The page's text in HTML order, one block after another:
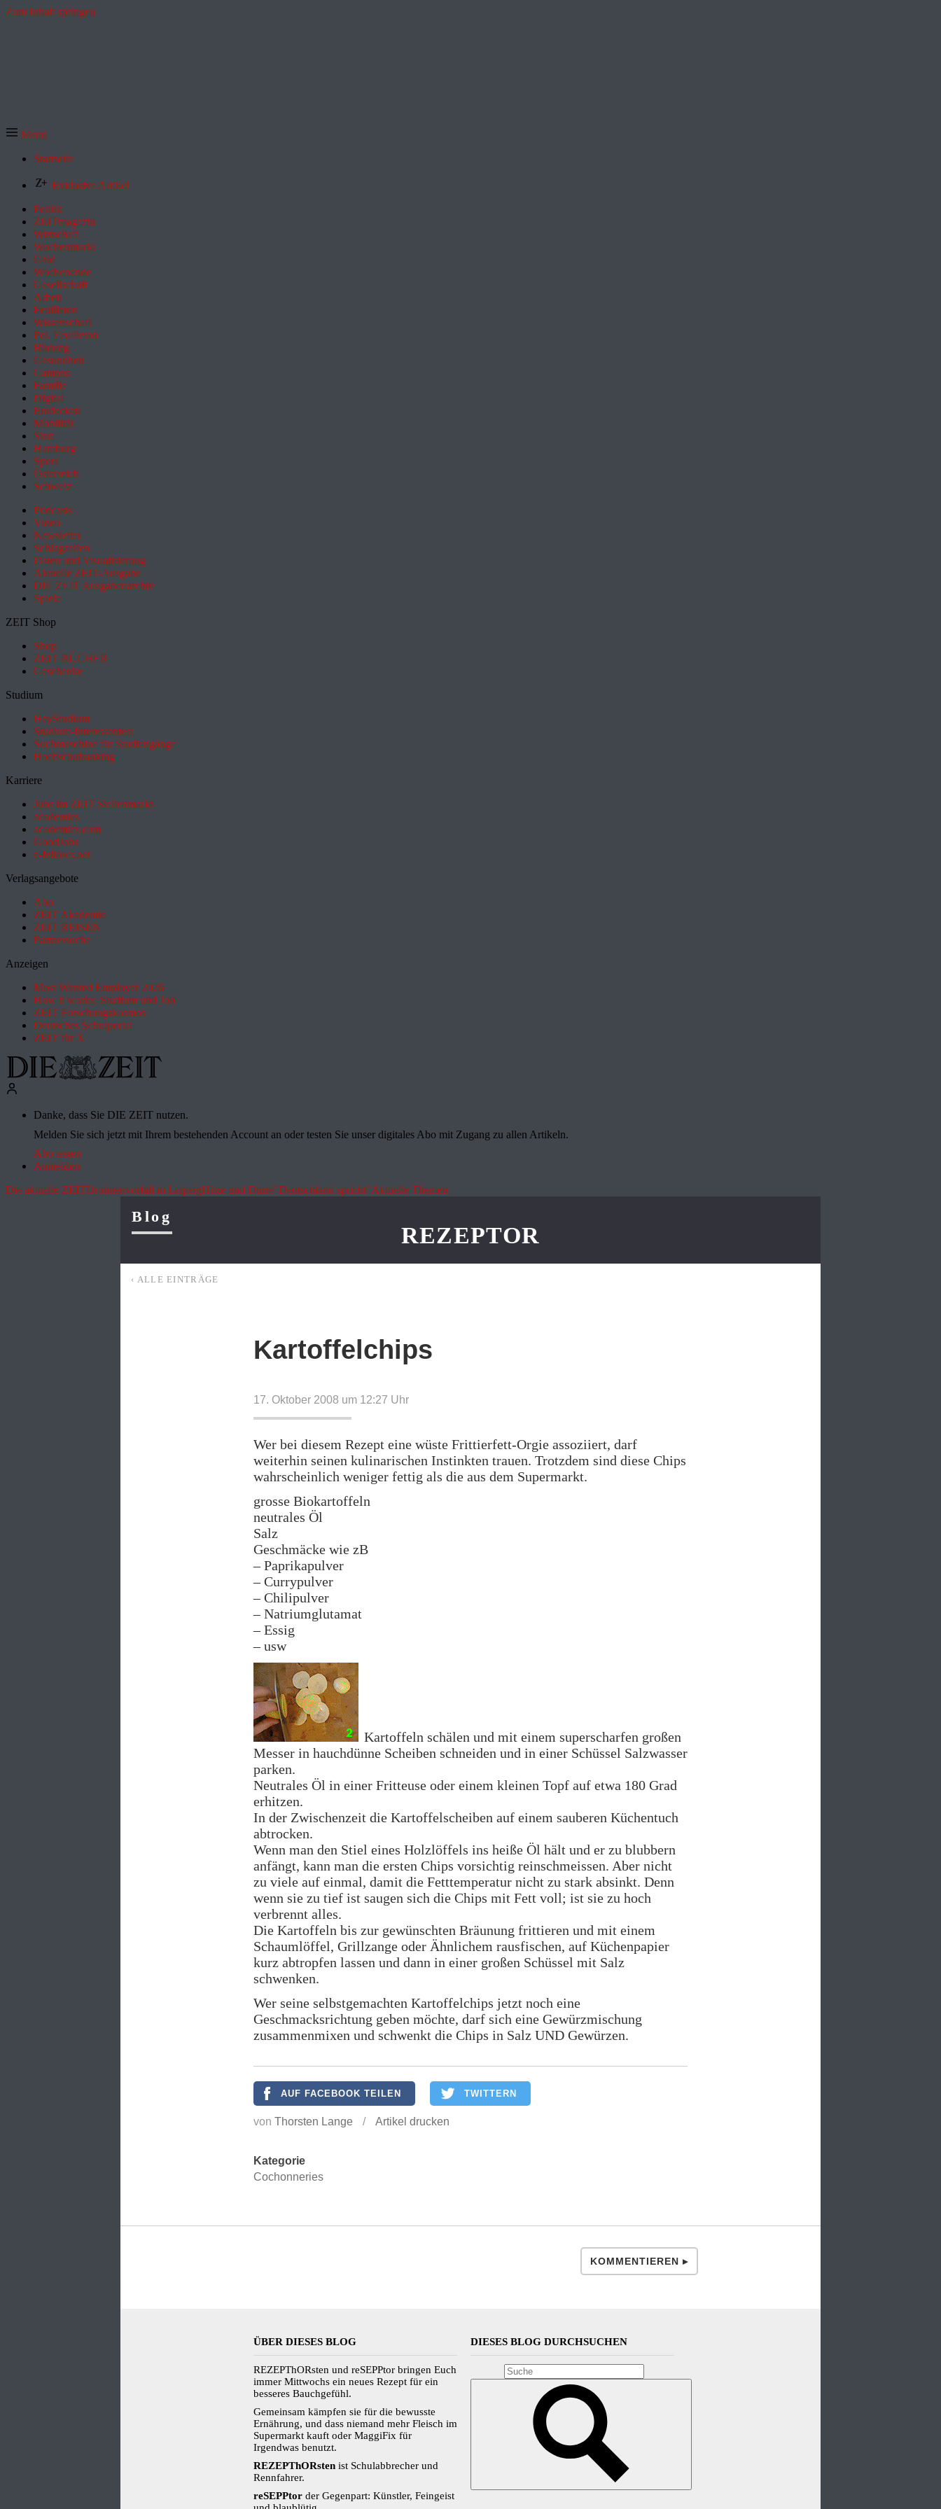
Zum Inhalt springen
Menü
Startseite
Exklusive Artikel
Politik
ZEITmagazin
Wirtschaft
Wochenmarkt
Geld
Wochenende
Gesellschaft
Arbeit
Feuilleton
Wissenschaft
Pol. Feuilleton
Bildung
Gesundheit
Campus
Familie
Digital
Entdecken
Mobilität
Sinn
Hamburg
Sport
Österreich
Schweiz
Podcasts
Video
Newsletter
Schlagzeilen
Daten und Visualisierung
Aktuelle ZEIT-Ausgabe
DIE ZEIT Ausgabenarchiv
Spiele
ZEIT Shop
Shop
ZEIT BÜCHER
Geschenke
Studium
HeyStudium
Studium-Interessentest
Suchmaschine für Studiengänge
Hochschulranking
Karriere
Jobs im ZEIT Stellenmarkt
academics
academics.com
GoodJobs
e-fellows.net
Verlagsangebote
Abo
ZEIT Akademie
ZEIT REISEN
Partnersuche
Anzeigen
Most Wanted Employer 2026
How it works: Studium und Job
ZEIT Forschungskosmos
Deutsches Schulportal
ZEIT für X
Danke, dass Sie DIE ZEIT nutzen.
Melden Sie sich jetzt mit Ihrem bestehenden Account an oder testen Sie unser digitales Abo mit Zugang zu allen Artikeln.
Abo testen
Anmelden
Die aktuelle ZEITDrohnenvorfall in LeipzigHitze und Dürre"Deutschland spricht"Aktuelle Themen
Blog
REZEPTOR
‹ ALLE EINTRÄGE
Kartoffelchips
17. Oktober 2008 um 12:27 Uhr
Wer bei diesem Rezept eine wüste Frittierfett-Orgie assoziiert, darf
weiterhin seinen kulinarischen Instinkten trauen. Trotzdem sind diese Chips
wahrscheinlich weniger fettig als die aus dem Supermarkt.
grosse Biokartoffeln
neutrales Öl
Salz
Geschmäcke wie zB
– Paprikapulver
– Currypulver
– Chilipulver
– Natriumglutamat
– Essig
– usw
Kartoffeln schälen und mit einem superscharfen großen
Messer in hauchdünne Scheiben schneiden und in einer Schüssel Salzwasser
parken.
Neutrales Öl in einer Fritteuse oder einem kleinen Topf auf etwa 180 Grad
erhitzen.
In der Zwischenzeit die Kartoffelscheiben auf einem sauberen Küchentuch
abtrocken.
Wenn man den Stiel eines Holzlöffels ins heiße Öl hält und er zu blubbern
anfängt, kann man die ersten Chips vorsichtig reinschmeissen. Aber nicht
zu viele auf einmal, damit die Fetttemperatur nicht zu stark absinkt. Denn
wenn sie zu tief ist saugen sich die Chips mit Fett voll; ist sie zu hoch
verbrennt alles.
Die Kartoffeln bis zur gewünschten Bräunung frittieren und mit einem
Schaumlöffel, Grillzange oder Ähnlichem rausfischen, auf Küchenpapier
kurz abtropfen lassen und dann in einer großen Schüssel mit Salz
schwenken.
Wer seine selbstgemachten Kartoffelchips jetzt noch eine
Geschmacksrichtung geben möchte, darf sich eine Gewürzmischung
zusammenmixen und schwenkt die Chips in Salz UND Gewürzen.
AUF FACEBOOK TEILEN TWITTERN
von Thorsten Lange / Artikel drucken
Kategorie
Cochonneries
KOMMENTIEREN ▸
ÜBER DIESES BLOG
REZEPThORsten und reSEPPtor bringen Euch
immer Mittwochs ein neues Rezept für ein
besseres Bauchgefühl.
Gemeinsam kämpfen sie für die bewusste
Ernährung, und dass niemand mehr Fleisch im
Supermarkt kauft oder MaggiFix für
Irgendwas benutzt.
REZEPThORsten ist Schulabbrecher und
Rennfahrer.
reSEPPtor der Gegenpart: Künstler, Feingeist
DIESES BLOG DURCHSUCHEN